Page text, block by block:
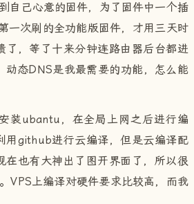
自己心意的固件，为了固件中一个插
一次刷的全功能版固件，才用三天时
，等了十来分钟连路由器后台都进
态DNS是我最需要的功能，怎么能
装ubantu，在全局上网之后进行编
用github进行云编译，但是云编译配
也有大神出了图开界面了，所以很
VPS上编译对硬件要求比较高，而我